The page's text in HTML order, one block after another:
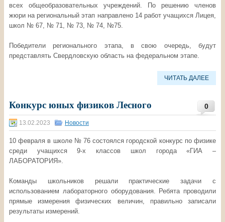
всех общеобразовательных учреждений. По решению членов
жюри на региональный этап направлено 14 работ учащихся Лицея,
школ № 67, № 71, № 73, № 74, №75.
Победители регионального этапа, в свою очередь, будут
представлять Свердловскую область на федеральном этапе.
ЧИТАТЬ ДАЛЕЕ
0
Конкурс юных физиков Лесного
13.02.2023 Новости
10 февраля в школе № 76 состоялся городской конкурс по физике
среди учащихся 9-х классов школ города «ГИА –
ЛАБОРАТОРИЯ».
Команды школьников решали практические задачи с
использованием лабораторного оборудования. Ребята проводили
прямые измерения физических величин, правильно записали
результаты измерений.